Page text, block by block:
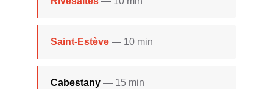
Saint-Estève — 10 min
Cabestany — 15 min